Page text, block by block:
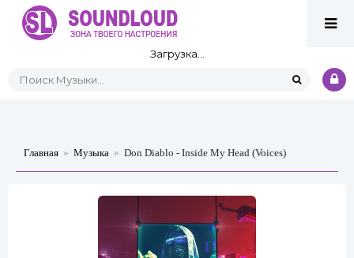
Загрузка...
Главная » Музыка » Don Diablo - Inside My Head (Voices)